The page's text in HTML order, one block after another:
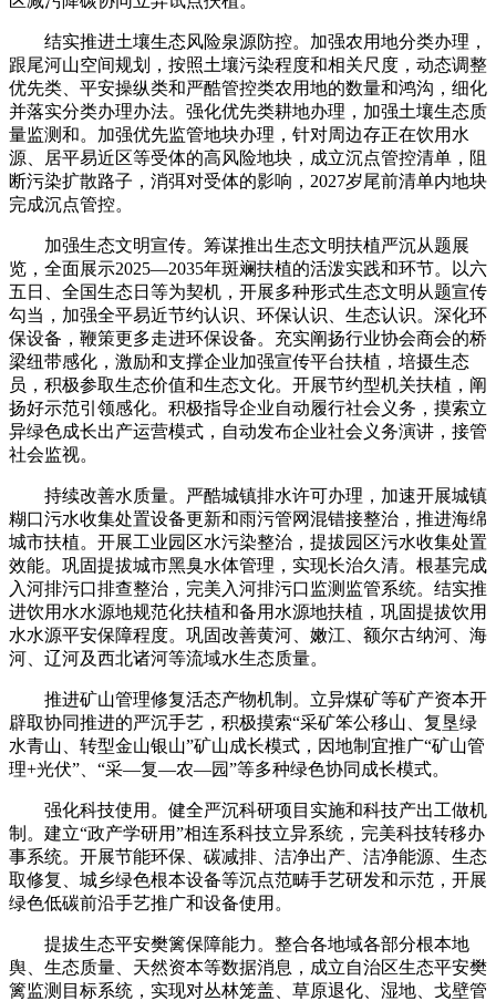
结实推进土壤生态风险泉源防控。加强农用地分类办理，
跟尾河山空间规划，按照土壤污染程度和相关尺度，动态调整
优先类、平安操纵类和严酷管控类农用地的数量和鸿沟，细化
并落实分类办理办法。强化优先类耕地办理，加强土壤生态质
量监测和。加强优先监管地块办理，针对周边存正在饮用水
源、居平易近区等受体的高风险地块，成立沉点管控清单，阻
断污染扩散路子，消弭对受体的影响，2027岁尾前清单内地块
完成沉点管控。
加强生态文明宣传。筹谋推出生态文明扶植严沉从题展
览，全面展示2025—2035年斑斓扶植的活泼实践和环节。以六
五日、全国生态日等为契机，开展多种形式生态文明从题宣传
勾当，加强全平易近节约认识、环保认识、生态认识。深化环
保设备，鞭策更多走进环保设备。充实阐扬行业协会商会的桥
梁纽带感化，激励和支撑企业加强宣传平台扶植，培摄生态
员，积极参取生态价值和生态文化。开展节约型机关扶植，阐
扬好示范引领感化。积极指导企业自动履行社会义务，摸索立
异绿色成长出产运营模式，自动发布企业社会义务演讲，接管
社会监视。
持续改善水质量。严酷城镇排水许可办理，加速开展城镇
糊口污水收集处置设备更新和雨污管网混错接整治，推进海绵
城市扶植。开展工业园区水污染整治，提拔园区污水收集处置
效能。巩固提拔城市黑臭水体管理，实现长治久清。根基完成
入河排污口排查整治，完美入河排污口监测监管系统。结实推
进饮用水水源地规范化扶植和备用水源地扶植，巩固提拔饮用
水水源平安保障程度。巩固改善黄河、嫩江、额尔古纳河、海
河、辽河及西北诸河等流域水生态质量。
推进矿山管理修复活态产物机制。立异煤矿等矿产资本开
辟取协同推进的严沉手艺，积极摸索“采矿笨公移山、复垦绿
水青山、转型金山银山”矿山成长模式，因地制宜推广“矿山管
理+光伏”、“采—复—农—园”等多种绿色协同成长模式。
强化科技使用。健全严沉科研项目实施和科技产出工做机
制。建立“政产学研用”相连系科技立异系统，完美科技转移办
事系统。开展节能环保、碳减排、洁净出产、洁净能源、生态
取修复、城乡绿色根本设备等沉点范畴手艺研发和示范，开展
绿色低碳前沿手艺推广和设备使用。
提拔生态平安樊篱保障能力。整合各地域各部分根本地
舆、生态质量、天然资本等数据消息，成立自治区生态平安樊
篱监测目标系统，实现对丛林笼盖、草原退化、湿地、戈壁管